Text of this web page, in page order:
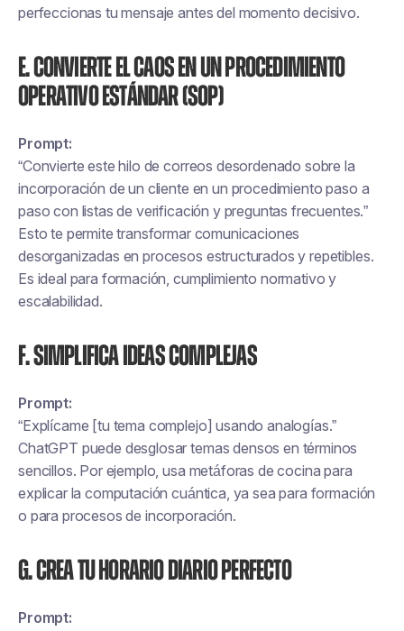
perfeccionas tu mensaje antes del momento decisivo.
E. Convierte el caos en un procedimiento
operativo estándar (SOP)
Prompt:
“Convierte este hilo de correos desordenado sobre la
incorporación de un cliente en un procedimiento paso a
paso con listas de verificación y preguntas frecuentes.”
Esto te permite transformar comunicaciones
desorganizadas en procesos estructurados y repetibles.
Es ideal para formación, cumplimiento normativo y
escalabilidad.
F. Simplifica ideas complejas
Prompt:
“Explícame [tu tema complejo] usando analogías.”
ChatGPT puede desglosar temas densos en términos
sencillos. Por ejemplo, usa metáforas de cocina para
explicar la computación cuántica, ya sea para formación
o para procesos de incorporación.
G. Crea tu horario diario perfecto
Prompt: